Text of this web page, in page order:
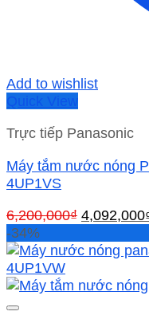
Add to wishlist
Quick View
Trực tiếp Panasonic
Máy tắm nước nóng
4UP1VS
6,200,000₫ Giá
là:
4,092,000
-34%